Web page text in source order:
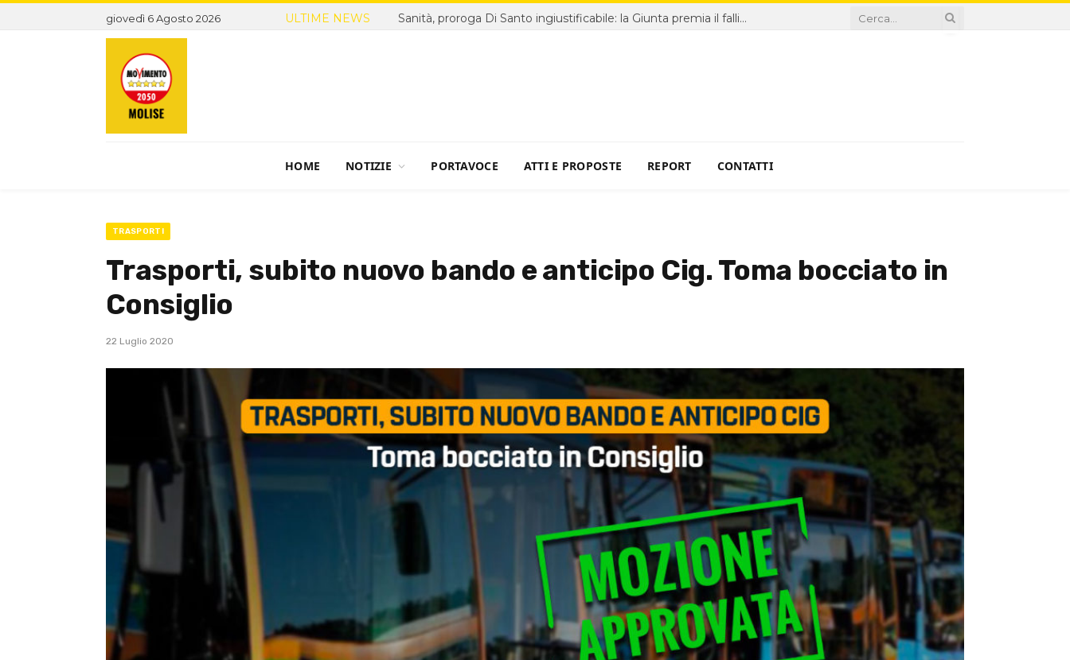
giovedì 6 Agosto 2026 ULTIME NEWS Sanità, proroga Di Santo ingiustificabile: la Giunta premia il fallimento
HOME NOTIZIE PORTAVOCE ATTI E PROPOSTE REPORT CONTATTI
TRASPORTI
Trasporti, subito nuovo bando e anticipo Cig. Toma bocciato in
Consiglio
22 Luglio 2020